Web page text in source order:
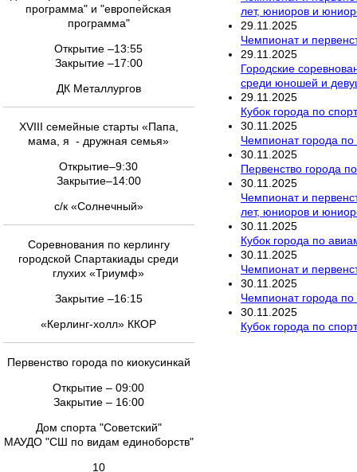
программа" и "европейская
программа"
Открытие –13:55
Закрытие –17:00
ДК Металлургов
XVIII семейные старты «Папа,
мама, я - дружная семья»
Открытие–9:30
Закрытие–14:00
с/к «Солнечный»
Соревнования по керлингу
городской Спартакиады среди
глухих «Триумф»
Закрытие –16:15
«Керлинг-холл» ККОР
Первенство города по киокусинкай
Открытие – 09:00
Закрытие – 16:00
Дом спорта "Советский"
МАУДО "СШ по видам единоборств"
10
лет, юниоров и
29 11 2025
Чемпионат и
29 11 2025
Городские
среди юношей и
29 11 2025
Кубок города по
30 11 2025
Чемпионат города
30 11 2025
Первенство города
30 11 2025
Чемпионат и
лет, юниоров и
30 11 2025
Кубок города по
30 11 2025
Чемпионат и
30 11 2025
Чемпионат города по
30 11 2025
Кубок города по